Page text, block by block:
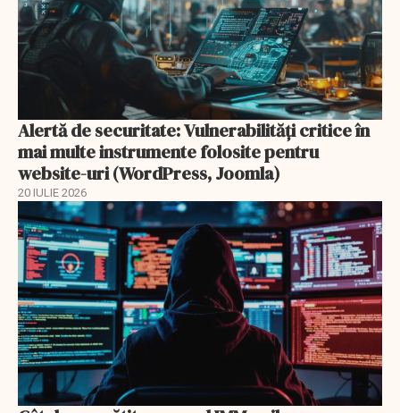
Alertă de securitate: Vulnerabilități critice în
mai multe instrumente folosite pentru
website-uri (WordPress, Joomla)
20 IULIE 2026